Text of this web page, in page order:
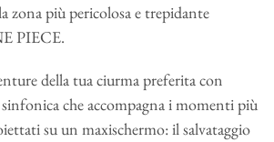
zona più pericolosa e trepidante
PIECE.
della tua ciurma preferita con
che accompagna i momenti più
su un maxischermo: il salvataggio